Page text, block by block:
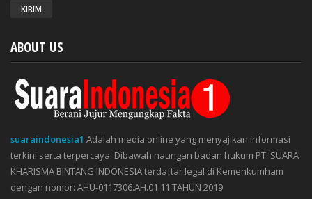
ABOUT US
suaraindonesia1 Adalah media online yang menyajikan informasi
terkini serta terpercaya. Dibawah naungan badan hukum PT. SUARA
KHARISMA BINTANG INDONESIA terdaftar legal di Kemenkumham
dengan nomor: AHU-0117306.AH.01.11.TAHUN 2019